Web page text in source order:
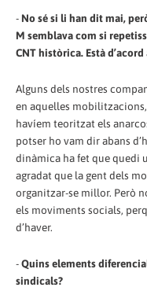
- No sé si li han dit mai,
M semblava com si
CNT històrica. Està
Alguns dels nostres
en aquelles
havíem teoritzat els
potser ho vam dir abans
dinàmica ha fet que quedi
agradat que la gent dels
organitzar-se millor. Però
els moviments socials,
d’haver.
-Quins elements
sindicals?